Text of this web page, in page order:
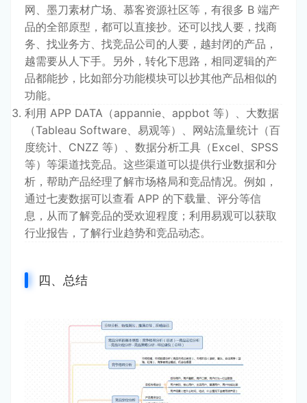
网、墨刀素材广场、慕客资源社区等，有很多 B 端产
品的全部原型，都可以直接抄。还可以找人要，找商
务、找业务方、找竞品公司的人要，越封闭的产品，
越需要从人下手。另外，转化下思路，相同逻辑的产
品都能抄，比如部分功能模块可以抄其他产品相似的
功能。
利用 APP DATA（appannie、appbot 等）、大数据
（Tableau Software、易观等）、网站流量统计（百
度统计、CNZZ 等）、数据分析工具（Excel、SPSS
等）等渠道找竞品。这些渠道可以提供行业数据和分
析，帮助产品经理了解市场格局和竞品情况。例如，
通过七麦数据可以查看 APP 的下载量、评分等信
息，从而了解竞品的受欢迎程度；利用易观可以获取
行业报告，了解行业趋势和竞品动态。
四、总结